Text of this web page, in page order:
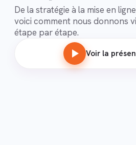
De la stratégie à la mise en
voici comment nous donnons
étape par étape.
Voir la